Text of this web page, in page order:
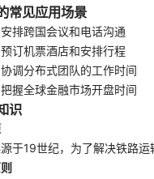
常见应用场景
安排跨国会议和电话沟通
预订机票酒店和安排行程
协调分布式团队的工作时间
把握全球金融市场开盘时间
识
于19世纪，为了解决铁路